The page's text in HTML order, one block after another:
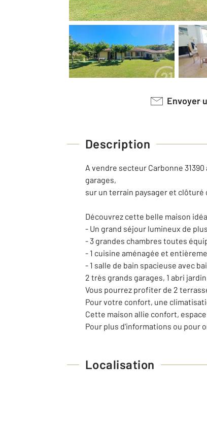
Envoyer
Description
A vendre secteur Carbonne
garages,
sur un terrain paysager et clôturé
Découvrez cette belle maison
- Un grand séjour lumineux de
- 3 grandes chambres toutes
- 1 cuisine aménagée et
- 1 salle de bain spacieuse avec
2 très grands garages, 1 abri
Vous pourrez profiter de 2
Pour votre confort, une
Cette maison allie confort,
Pour plus d'informations ou pour
Localisation